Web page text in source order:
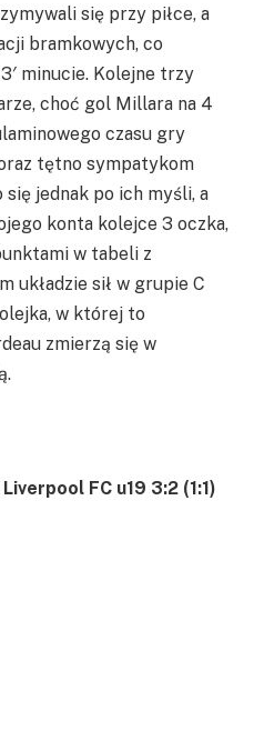
się przy piłce, a
bramkowych, co
minucie. Kolejne trzy
choć gol Millara na 4
czasu gry
tętno sympatykom
się jednak po ich myśli, a
konta kolejce 3 oczka,
w tabeli z
układzie sił w grupie C
w której to
zmierzą się w
FC u19 3:2 (1:1)